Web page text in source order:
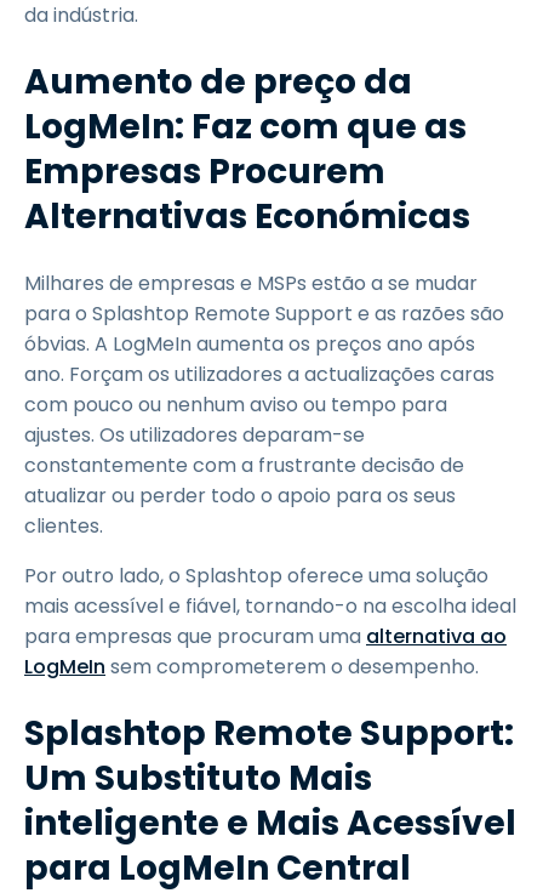
da indústria.
Aumento de preço da
LogMeIn: Faz com que as
Empresas Procurem
Alternativas Económicas
Milhares de empresas e MSPs estão a se mudar
para o Splashtop Remote Support e as razões são
óbvias. A LogMeIn aumenta os preços ano após
ano. Forçam os utilizadores a actualizações caras
com pouco ou nenhum aviso ou tempo para
ajustes. Os utilizadores deparam-se
constantemente com a frustrante decisão de
atualizar ou perder todo o apoio para os seus
clientes.
Por outro lado, o Splashtop oferece uma solução
mais acessível e fiável, tornando-o na escolha ideal
para empresas que procuram uma alternativa ao
LogMeIn sem comprometerem o desempenho.
Splashtop Remote Support:
Um Substituto Mais
inteligente e Mais Acessível
para LogMeIn Central